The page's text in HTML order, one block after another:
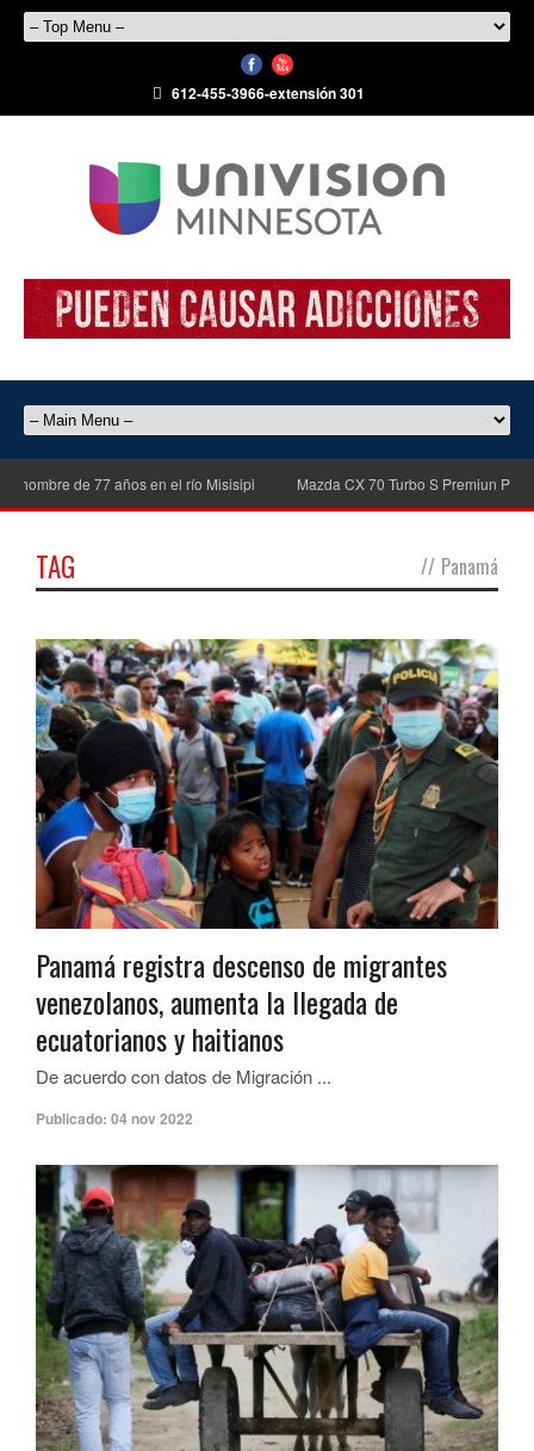
612-455-3966-extensión 301
de 77 años en el río Misisipi Mazda CX 70 Turbo S Premiun Plus del
TAG // Panamá
Panamá registra descenso de migrantes
venezolanos, aumenta la llegada de
ecuatorianos y haitianos
De acuerdo con datos de Migración ...
Publicado: 04 nov 2022